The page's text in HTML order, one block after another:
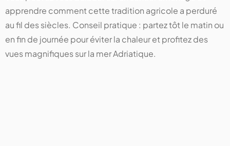
apprendre comment cette tradition agricole a perduré
au fil des siècles. Conseil pratique : partez tôt le matin ou
en fin de journée pour éviter la chaleur et profitez des
vues magnifiques sur la mer Adriatique.